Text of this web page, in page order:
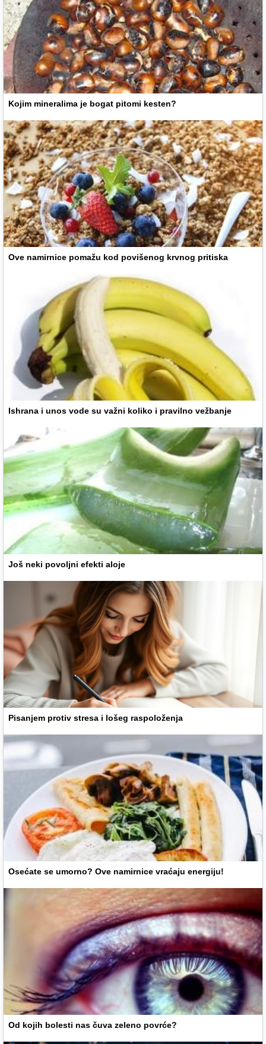
Kojim mineralima je bogat pitomi kesten?
Ove namirnice pomažu kod povišenog krvnog pritiska
Ishrana i unos vode su važni koliko i pravilno vežbanje
Još neki povoljni efekti aloje
Pisanjem protiv stresa i lošeg raspoloženja
Osećate se umorno? Ove namirnice vraćaju energiju!
Od kojih bolesti nas čuva zeleno povrće?